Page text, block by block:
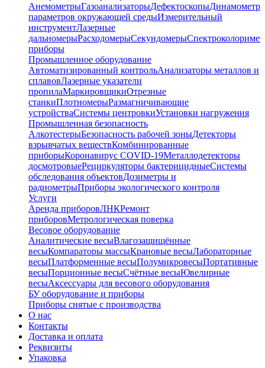
АнемометрыГазоанализаторыДефектоскопы
параметров окружающей средыИзмерительный
инструментЛазерные
дальномерыРасходомерыСекундомеры
приборы
Промышленное оборудование
Автоматизированный контрольАнализаторы металлов и
сплавовЛазерные указатели
пропилаМаркировщикиОтрезные
станкиПлотномерыРазмагничивающие
устройстваСистемы центровкиУстановки нагружения
Промышленная безопасность
АлкотестерыБезопасность рабочей зоныДетекторы
взрывчатых веществКомбинированные
приборыКоронавирус COVID-19Металлодетекторы
досмотровыеРециркуляторы бактерицидныеСистемы
обследования объектовДозиметры и
радиометрыПриборы экологического контроля
Услуги
Аренда приборовЛНКРемонт
приборовМетрологическая поверка
Весовое оборудование
Аналитические весыВлагозащищённые
весыКомпараторы массыКрановые весыЛабораторные
весыПлатформенные весыПолумикровесыПортативные
весыПорционные весыСчётные весыЮвелирные
весыАксессуары для весового оборудования
БУ оборудование и приборы
Приборы снятые с производства
О нас
Контакты
Доставка и оплата
Реквизиты
Упаковка